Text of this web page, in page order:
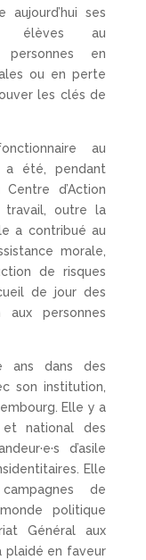
aujourd’hui ses
élèves au
en
ou en perte
les clés de
au
a été, pendant
d’Action
travail, outre la
a contribué au
morale,
de risques
de jour des
personnes
ans dans des
son institution,
Elle y a
national des
d’asile
Elle
de
politique
Général aux
plaidé en faveur